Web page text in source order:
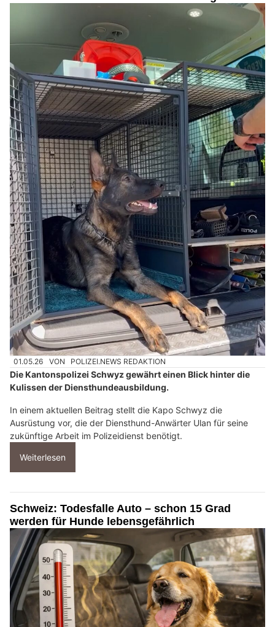
01.05.26 VON POLIZEI.NEWS REDAKTION
Die Kantonspolizei Schwyz gewährt einen Blick hinter die
Kulissen der Diensthundeausbildung.
In einem aktuellen Beitrag stellt die Kapo Schwyz die
Ausrüstung vor, die der Diensthund-Anwärter Ulan für seine
zukünftige Arbeit im Polizeidienst benötigt.
Weiterlesen
Schweiz: Todesfalle Auto – schon 15 Grad
werden für Hunde lebensgefährlich